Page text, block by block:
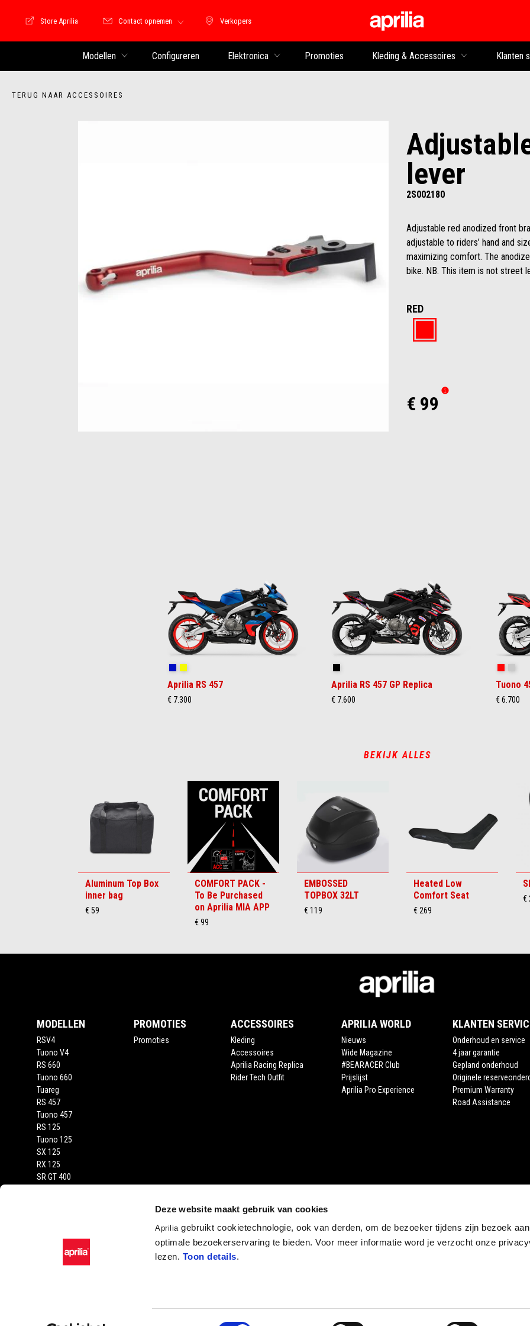
Deze website maakt gebruik van cookies
Apriliagebruikt cookietechnologie, ook van derden, om de bezoeker tijdens zijn bezoek
optimale bezoekerservaring te bieden. Voor meer informatie word je verzocht onze
lezen. Toon details.
Toestemmingsselectie
Verkopers
Verkopers
Store Motoguzzi
Store Aprilia Contact opnemen
Modellen Configureren Elektronica Promoties Kleding & Accessoires Klanten
TERUG NAAR ACCESSOIRES
lever
2S002180
Adjustable red anodized front
adjustable to riders’ hand and
maximizing comfort. The
bike. NB. This item is not street
RED
€ 99
Aprilia RS 457
€ 7.300
Aprilia RS 457 GP Replica
€ 7.600
Tuono
€ 6.700
BEKIJK ALLES
Aluminum Top Box
inner bag
€ 59
COMFORT PACK -
To Be Purchased
on Aprilia MIA APP
€ 99
EMBOSSED
TOPBOX 32LT
€ 119
Heated Low
Comfort Seat
€ 269
€
MODELLEN
RSV4
Tuono V4
RS 660
Tuono 660
Tuareg
RS 457
Tuono 457
RS 125
Tuono 125
SX 125
RX 125
SR GT 400
PROMOTIES
Promoties
ACCESSOIRES
Kleding
Accessoires
Aprilia Racing Replica
Rider Tech Outfit
APRILIA WORLD
Nieuws
Wide Magazine
#BEARACER Club
Prijslijst
Aprilia Pro Experience
KLANTEN
Onderhoud en service
4 jaar garantie
Gepland onderhoud
Originele
Premium Warranty
Road Assistance
STORE APRILIA